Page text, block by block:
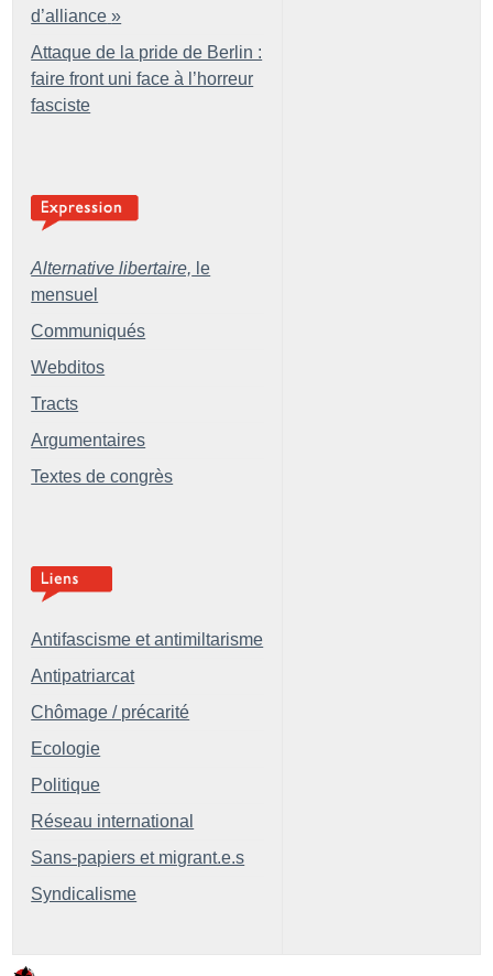
d’alliance »
Attaque de la pride de Berlin :
faire front uni face à l’horreur
fasciste
Alternative libertaire, le
mensuel
Communiqués
Webditos
Tracts
Argumentaires
Textes de congrès
Antifascisme et antimiltarisme
Antipatriarcat
Chômage / précarité
Ecologie
Politique
Réseau international
Sans-papiers et migrant.e.s
Syndicalisme